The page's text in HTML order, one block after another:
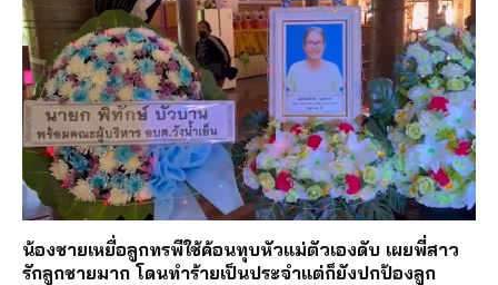
น้องชายเหยื่อลูกทรพีใช้ค้อนทุบหัวแม่ตัวเองดับ เผยพี่สาว
รักลูกชายมาก โดนทำร้ายเป็นประจำแต่ก็ยังปกป้องลูก